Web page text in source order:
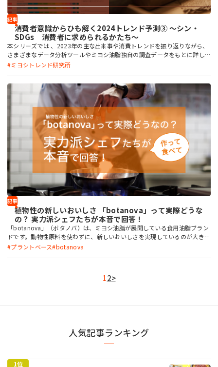
記事
消費者意識からひも解く2024トレンド予測③ ～シン・
SDGs 消費者に求められるかたち～
本シリーズでは 、2023年の主な出来事や消費トレンドを振り返りながら、
さまざまなデータ分析ツールやミヨシ油脂独自の調査データをもとに詳し
く分析。 そして、2024年に起きるであろう社会の変化や消費者意識の変化
品開発やトレンド把握などにご活用いただけると幸いです。 ※当記事、当
資料は主に流通食品を対象に分析・予測しました ※掲載している画像はダ
ウンロード資料から抜粋しています
ミヨシトレンド研究所
記事
植物性の新しいおいしさ 「botanova」って実際どうな
の？ 実力派シェフたちが本音で回答！
「botanova」（ボタノバ）は、ミヨシ油脂が展開している食用油脂ブラン
ドです。動物性原料を使わずに、新しいおいしさを実現しているのが大きな
特徴。プラントベースフードはもちろん、既存メニューのアレンジなど、さ
音、活用のヒントを伺いました。ぜひ今後のメニュー開発の参考にしてい
プラントベース botanova
12>
人気記事ランキング